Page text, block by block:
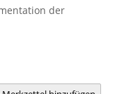
der